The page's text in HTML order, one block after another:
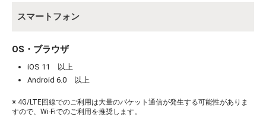
スマートフォン
OS・ブラウザ
iOS 11 以上
Android 6.0 以上
※ 4G/LTE回線でのご利用は大量のパケット通信が発生する可能性がありま
すので、Wi-Fiでのご利用を推奨します。